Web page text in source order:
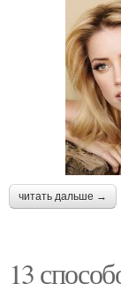
читать дальше →
13